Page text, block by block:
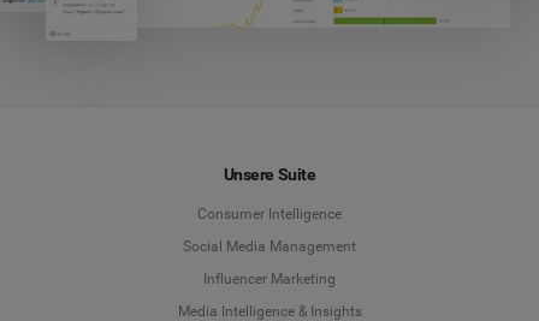
Unsere Suite
Consumer Intelligence
Social Media Management
Influencer Marketing
Media Intelligence & Insights